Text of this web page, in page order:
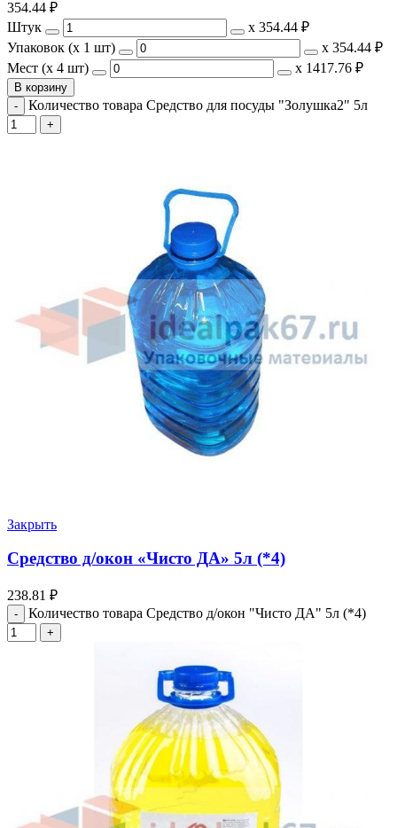
354.44 ₽
Штук
х 354.44 ₽
Упаковок (x 1 шт)
х 354.44 ₽
Мест (x 4 шт)
х 1417.76 ₽
В корзину
Количество товара Средство для посуды "Золушка2" 5л
Закрыть
Средство д/окон «Чисто ДА» 5л (*4)
238.81 ₽
Количество товара Средство д/окон "Чисто ДА" 5л (*4)